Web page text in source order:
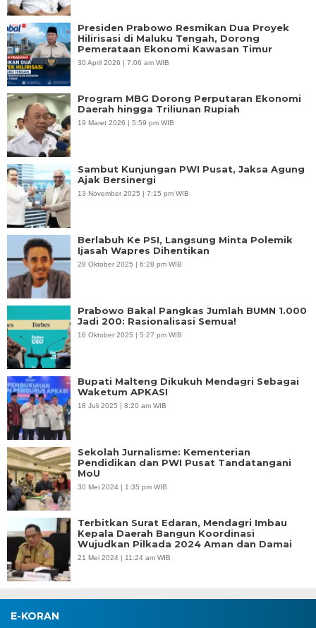
Presiden Prabowo Resmikan Dua Proyek
Hilirisasi di Maluku Tengah, Dorong
Pemerataan Ekonomi Kawasan Timur
30 April 2026 | 7:06 am WIB
Program MBG Dorong Perputaran Ekonomi
Daerah hingga Triliunan Rupiah
19 Maret 2026 | 5:59 pm WIB
Sambut Kunjungan PWI Pusat, Jaksa Agung
Ajak Bersinergi
13 November 2025 | 7:15 pm WIB
Berlabuh Ke PSI, Langsung Minta Polemik
Ijasah Wapres Dihentikan
28 Oktober 2025 | 6:28 pm WIB
Prabowo Bakal Pangkas Jumlah BUMN 1.000
Jadi 200: Rasionalisasi Semua!
16 Oktober 2025 | 5:27 pm WIB
Bupati Malteng Dikukuh Mendagri Sebagai
Waketum APKASI
18 Juli 2025 | 8:20 am WIB
Sekolah Jurnalisme: Kementerian
Pendidikan dan PWI Pusat Tandatangani
MoU
30 Mei 2024 | 1:35 pm WIB
Terbitkan Surat Edaran, Mendagri Imbau
Kepala Daerah Bangun Koordinasi
Wujudkan Pilkada 2024 Aman dan Damai
21 Mei 2024 | 11:24 am WIB
E-KORAN